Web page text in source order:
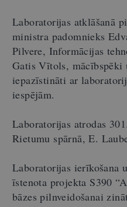
Laboratorijas atklāšanā
ministra padomnieks
Pilvere, Informācijas
Gatis Vītols,
iepazīstināti ar
iespējām.
Laboratorijas atrodas
Rietumu spārnā, E.
Laboratorijas ierīkošana
īstenota projekta S390
bāzes pilnveidošanai